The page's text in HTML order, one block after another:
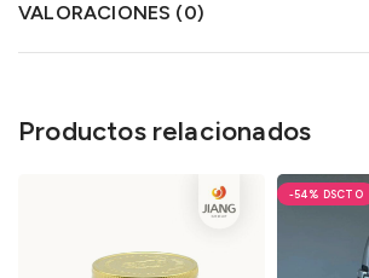
VALORACIONES (0)
Productos relacionados
-54%